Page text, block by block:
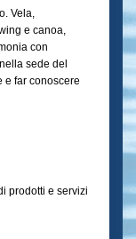
Vela,
e canoa,
con
sede del
e far conoscere
prodotti e servizi